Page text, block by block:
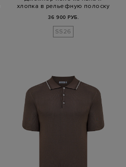
хлопка в рельефную полоску
36 900 РУБ.
SS26